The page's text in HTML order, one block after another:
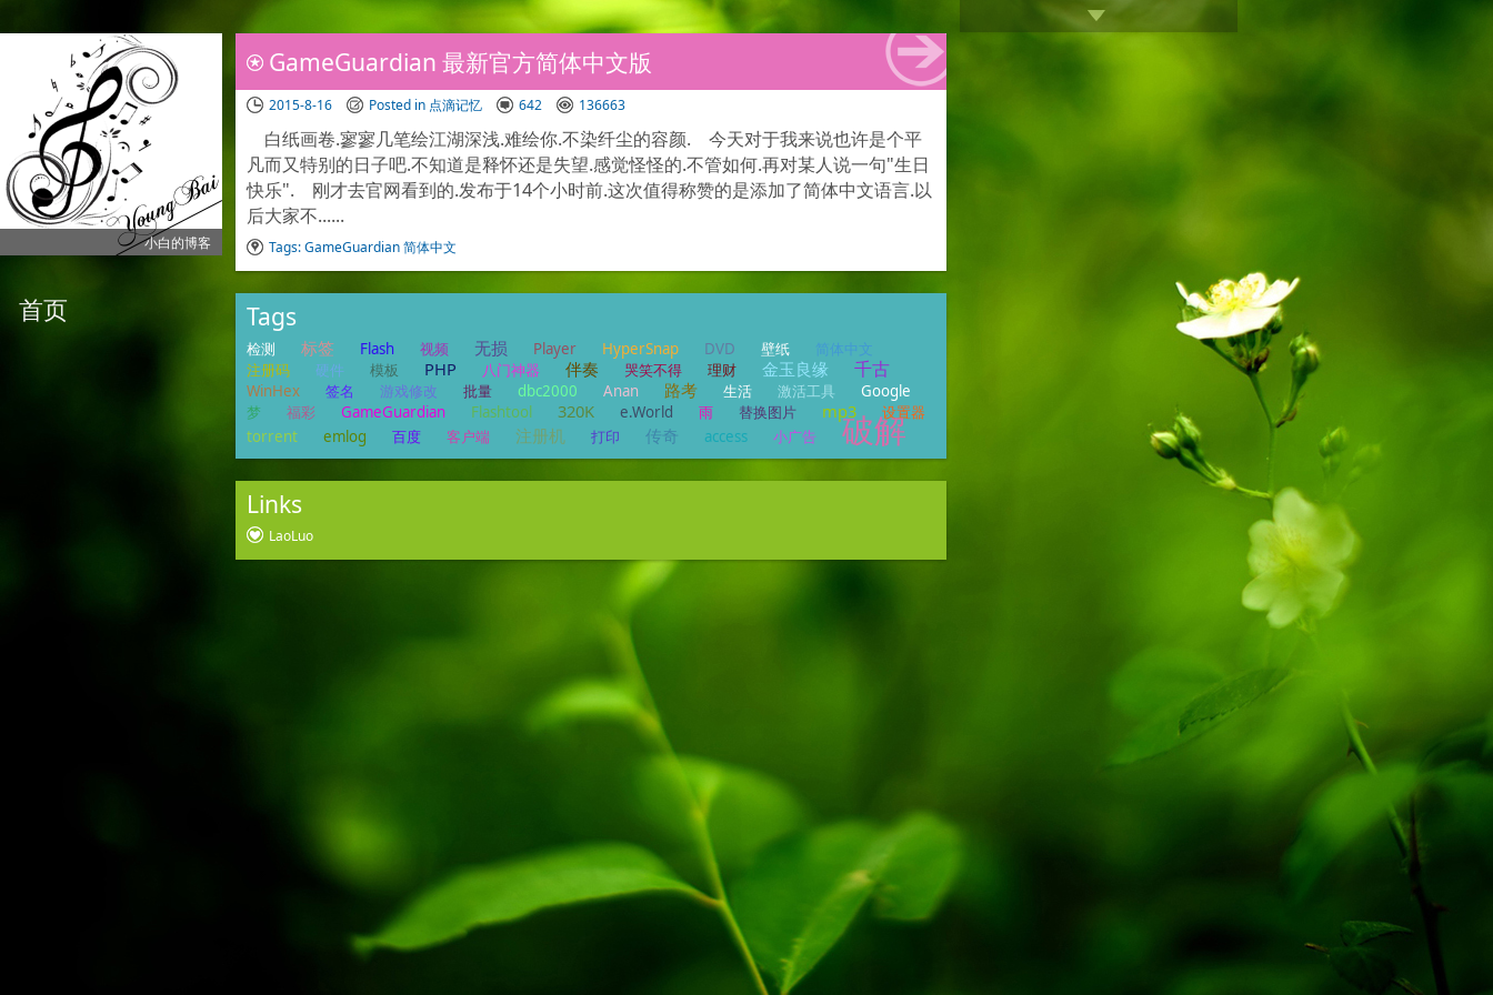
小白的博客
首页
GameGuardian 最新官方简体中文版
2015-8-16 Posted in 点滴记忆 642 136663
白纸画卷.寥寥几笔绘江湖深浅.难绘你.不染纤尘的容颜. 今天对于我来说也许是个平
凡而又特别的日子吧.不知道是释怀还是失望.感觉怪怪的.不管如何.再对某人说一句"生日
快乐". 刚才去官网看到的.发布于14个小时前.这次值得称赞的是添加了简体中文语言.以
后大家不......
Tags:GameGuardian简体中文
Tags
检测 标签 Flash 视频 无损 Player HyperSnap DVD 壁纸
简体中文
注册码
硬件 模板 PHP 八门神器 伴奏 哭笑不得 理财 金玉良缘 千古
WinHex 签名 游戏修改 批量 dbc2000 Anan 路考 生活 激活工具
Google
梦
福彩 GameGuardian Flashtool 320K e.World 雨 替换图片 mp3
设置器
torrent
emlog 百度 客户端 注册机 打印 传奇 access 小广告 破解
Links
LaoLuo